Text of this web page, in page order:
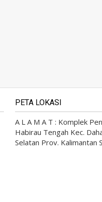
PETA LOKASI
A L A M A T : Komplek
Habirau Tengah Kec.
Selatan Prov. Kalimantan